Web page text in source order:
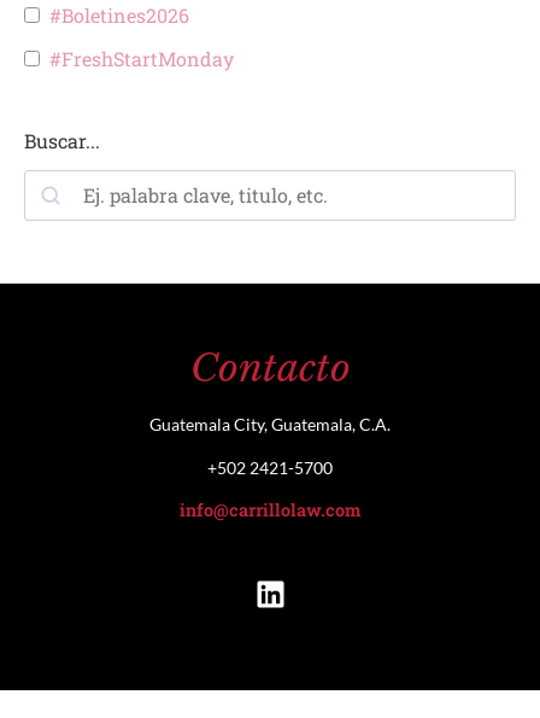
#Boletines2026
#FreshStartMonday
Buscar...
Contacto
Guatemala City, Guatemala, C.A.
+502 2421-5700
info@carrillolaw.com